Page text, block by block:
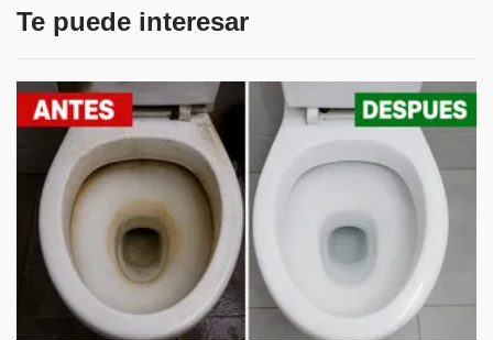
Te puede interesar